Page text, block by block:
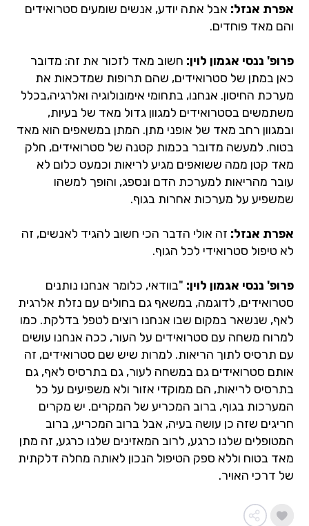
אפרת אנזל: אבל אתה יודע, אנשים שומעים סטרואידים
והם מאד פוחדים.
פרופ' ננסי אגמון לוין: חשוב מאד לזכור את זה: מדובר
כאן במתן של סטרואידים, שהם תרופות שמדכאות את
מערכת החיסון. אנחנו, בתחומי אימונולוגיה ואלרגיה,בכלל
משתמשים בסטרואידים למגוון גדול מאד של בעיות,
ובמגוון רחב מאד של אופני מתן. המתן במשאפים הוא מאד
בטוח. למעשה מדובר בכמות קטנה של סטרואידים, חלק
מאד קטן ממה ששואפים מגיע לריאות וכמעט כלום לא
עובר מהריאות למערכת הדם ונספג, והופך למשהו
שמשפיע על מערכות אחרות בגוף.
אפרת אנזל: זה אולי הדבר הכי חשוב להגיד לאנשים, זה
לא טיפול סטרואידי לכל הגוף.
פרופ' ננסי אגמון לוין: "בוודאי, כלומר אנחנו נותנים
סטרואידים, לדוגמה, במשאף גם בחולים עם נזלת אלרגית
לאף, שנשאר במקום שבו אנחנו רוצים לטפל בדלקת. כמו
למרוח משחה עם סטרואידים על העור, ככה אנחנו עושים
עם תרסיס לתוך הריאות. למרות שיש שם סטרואידים, זה
אותם סטרואידים גם במשחה לעור, גם בתרסיס לאף, גם
בתרסיס לריאות, הם ממוקדי אזור ולא משפיעים על כל
המערכות בגוף, ברוב המכריע של המקרים. יש מקרים
חריגים שזה כן עושה בעיה, אבל ברוב המכריע, ברוב
המטופלים שלנו כרגע, לרוב המאזינים שלנו כרגע, זה מתן
מאד בטוח וללא ספק הטיפול הנכון לאותה מחלה דלקתית
של דרכי האויר.